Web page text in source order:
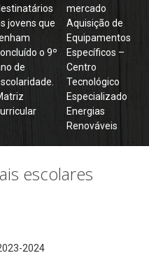
jovens que
o 9º
de
mercado
Aquisição de
Equipamentos
Específicos –
Centro
Tecnológico
Especializado
Energias
Renováveis
escolares
2024